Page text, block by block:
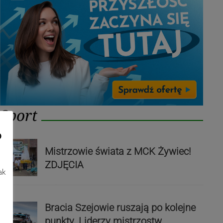
Sport
Mistrzowie świata z MCK Żywiec!
ZDJĘCIA
Bracia Szejowie ruszają po kolejne